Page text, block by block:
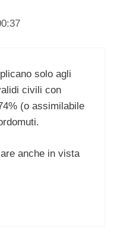
solo agli
civili con
(o assimilabile
anche in vista